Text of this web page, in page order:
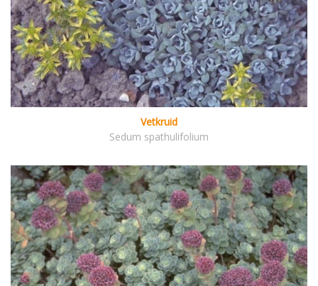
Vetkruid
Sedum spathulifolium